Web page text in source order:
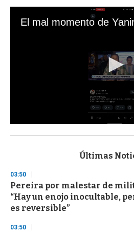
s
d
s
o
3
s
Últimas
03:50
Pereira por malestar de
“Hay un enojo inocultable,
es reversible”
03:50